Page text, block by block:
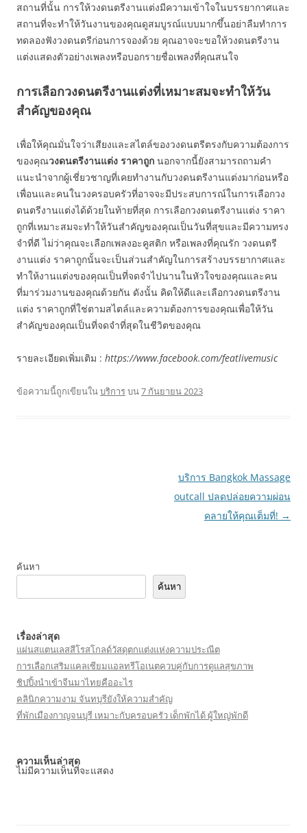
สถานที่นั้น การให้วงดนตรีงานแต่งมีความเข้าใจในบรรยากาศและ
สถานที่จะทำให้วันงานของคุณดูสมบูรณ์แบบมากขึ้นอย่าลืมทำการ
ทดลองฟังวงดนตรีก่อนการจองด้วย คุณอาจจะขอให้วงดนตรีงาน
แต่งแสดงตัวอย่างเพลงหรือบอกรายชื่อเพลงที่คุณสนใจ
การเลือกวงดนตรีงานแต่งที่เหมาะสมจะทำให้วัน
สำคัญของคุณ
เพื่อให้คุณมั่นใจว่าเสียงและสไตล์ของวงดนตรีตรงกับความต้องการ
ของคุณวงดนตรีงานแต่ง ราคาถูก นอกจากนี้ยังสามารถถามคำ
แนะนำจากผู้เชี่ยวชาญที่เคยทำงานกับวงดนตรีงานแต่งมาก่อนหรือ
เพื่อนและคนในวงครอบครัวที่อาจจะมีประสบการณ์ในการเลือกวง
ดนตรีงานแต่งได้ด้วยในท้ายที่สุด การเลือกวงดนตรีงานแต่ง ราคา
ถูกที่เหมาะสมจะทำให้วันสำคัญของคุณเป็นวันที่สุขและมีความทรง
จำที่ดี ไม่ว่าคุณจะเลือกเพลงอะคูสติก หรือเพลงที่คุณรัก วงดนตรี
งานแต่ง ราคาถูกนั้นจะเป็นส่วนสำคัญในการสร้างบรรยากาศและ
ทำให้งานแต่งของคุณเป็นที่จดจำไปนานในหัวใจของคุณและคน
ที่มาร่วมงานของคุณด้วยกัน ดังนั้น คิดให้ดีและเลือกวงดนตรีงาน
แต่ง ราคาถูกที่ใช่ตามสไตล์และความต้องการของคุณเพื่อให้วัน
สำคัญของคุณเป็นที่จดจำที่สุดในชีวิตของคุณ
รายละเอียดเพิ่มเติม : https://www.facebook.com/featlivemusic
ข้อความนี้ถูกเขียนในบริการบน7 กันยายน 2023
บริการ Bangkok Massage
outcall ปลดปล่อยความผ่อน
คลายให้คุณเต็มที่! →
ค้นหา
ค้นหา
เรื่องล่าสุด
แผ่นสแตนเลสสีโรสโกลด์วัสดุตกแต่งแห่งความประณีต
การเลือกเสริมแคลเซียมแอลทรีโอเนตควบคู่กับการดูแลสุขภาพ
ชิปปิ้งนำเข้าจีนมาไทยคืออะไร
คลินิกความงาม จันทบุรียังให้ความสำคัญ
ที่พักเมืองกาญจนบุรี เหมาะกับครอบครัว เด็กพักได้ ผู้ใหญ่พักดี
ความเห็นล่าสุด
ไม่มีความเห็นที่จะแสดง